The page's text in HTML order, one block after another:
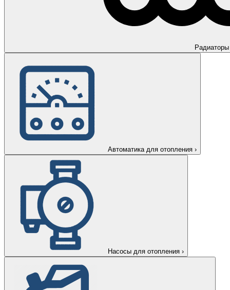
Радиаторы
Автоматика для отопления ›
Насосы для отопления ›